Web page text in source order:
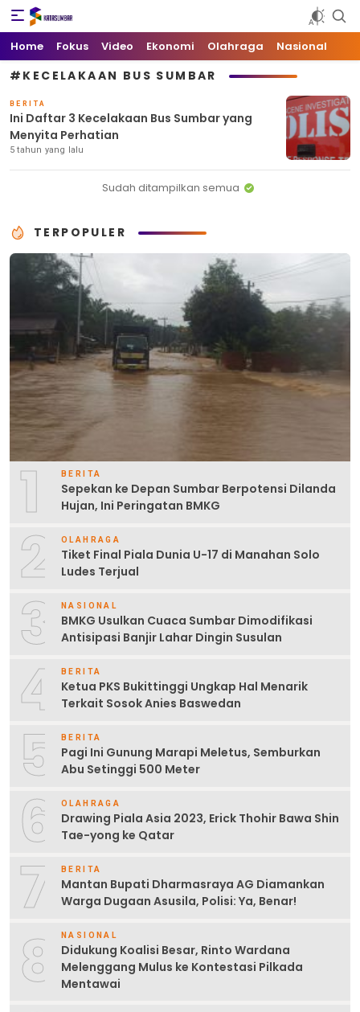
Kata Sumbar
Berita Sumbar Hari Ini
Home Fokus Video Ekonomi Olahraga Nasional
#KECELAKAAN BUS SUMBAR
BERITA
Ini Daftar 3 Kecelakaan Bus Sumbar yang
Menyita Perhatian
5 tahun yang lalu
Sudah ditampilkan semua
TERPOPULER
1 BERITA
Sepekan ke Depan Sumbar Berpotensi Dilanda
Hujan, Ini Peringatan BMKG
2 OLAHRAGA
Tiket Final Piala Dunia U-17 di Manahan Solo
Ludes Terjual
3 NASIONAL
BMKG Usulkan Cuaca Sumbar Dimodifikasi
Antisipasi Banjir Lahar Dingin Susulan
4 BERITA
Ketua PKS Bukittinggi Ungkap Hal Menarik
Terkait Sosok Anies Baswedan
5 BERITA
Pagi Ini Gunung Marapi Meletus, Semburkan
Abu Setinggi 500 Meter
6 OLAHRAGA
Drawing Piala Asia 2023, Erick Thohir Bawa Shin
Tae-yong ke Qatar
7 BERITA
Mantan Bupati Dharmasraya AG Diamankan
Warga Dugaan Asusila, Polisi: Ya, Benar!
8 NASIONAL
Didukung Koalisi Besar, Rinto Wardana
Melenggang Mulus ke Kontestasi Pilkada
Mentawai